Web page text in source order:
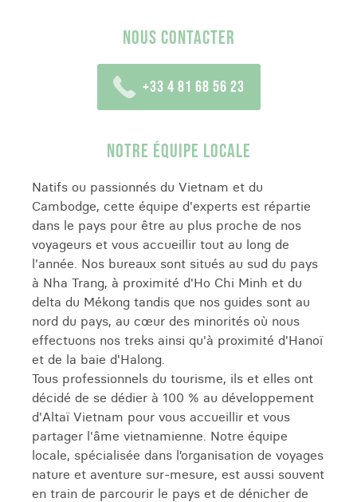
NOUS CONTACTER
+33 4 81 68 56 23
NOTRE ÉQUIPE LOCALE
Natifs ou passionnés du Vietnam et du
Cambodge, cette équipe d'experts est répartie
dans le pays pour être au plus proche de nos
voyageurs et vous accueillir tout au long de
l'année. Nos bureaux sont situés au sud du pays
à Nha Trang, à proximité d'Ho Chi Minh et du
delta du Mékong tandis que nos guides sont au
nord du pays, au cœur des minorités où nous
effectuons nos treks ainsi qu'à proximité d'Hanoï
et de la baie d'Halong.
Tous professionnels du tourisme, ils et elles ont
décidé de se dédier à 100 % au développement
d'Altaï Vietnam pour vous accueillir et vous
partager l'âme vietnamienne. Notre équipe
locale, spécialisée dans l’organisation de voyages
nature et aventure sur-mesure, est aussi souvent
en train de parcourir le pays et de dénicher de